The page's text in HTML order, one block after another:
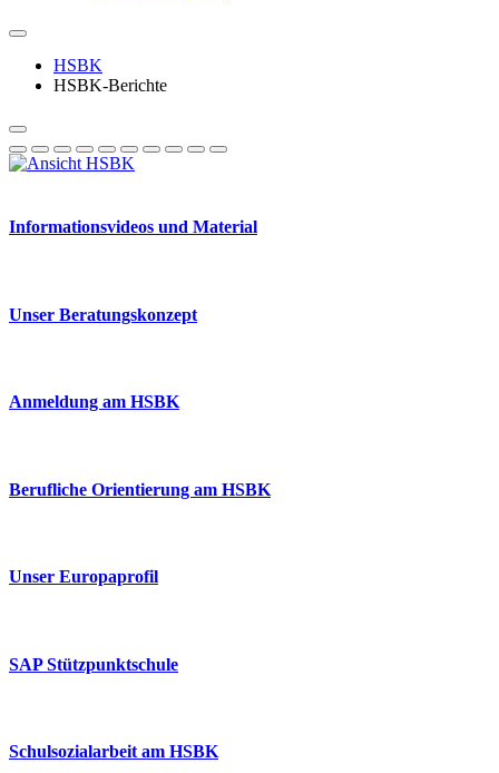
HSBK
HSBK-Berichte
Informationsvideos und Material
Unser Beratungskonzept
Anmeldung am HSBK
Berufliche Orientierung am HSBK
Unser Europaprofil
SAP Stützpunktschule
Schulsozialarbeit am HSBK